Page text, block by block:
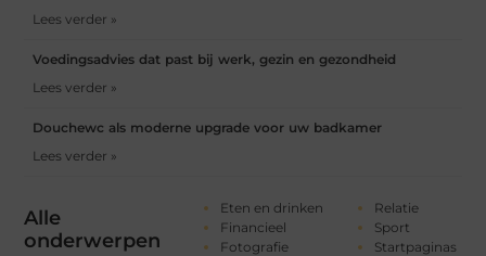
Alle
onderwerpen
Eten en drinken
Financieel
Fotografie
Relatie
Sport
Startpaginas
Lees verder »
Voedingsadvies dat past bij werk, gezin en gezondheid
Lees verder »
Douchewc als moderne upgrade voor uw badkamer
Lees verder »